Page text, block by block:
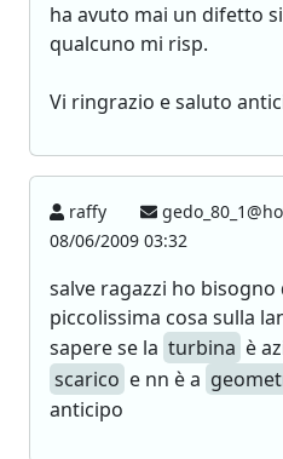
ha avuto mai un difetto
qualcuno mi risp.
Vi ringrazio e saluto
raffy
08/06/2009 03:32
salve ragazzi ho bisogno
piccolissima cosa sulla
sapere se la turbina è
scarico e nn è a
anticipo